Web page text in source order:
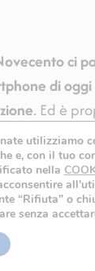
ci
di
. Ed è
utilizziamo
e, con il tuo
nella
“Rifiuta” o
senza